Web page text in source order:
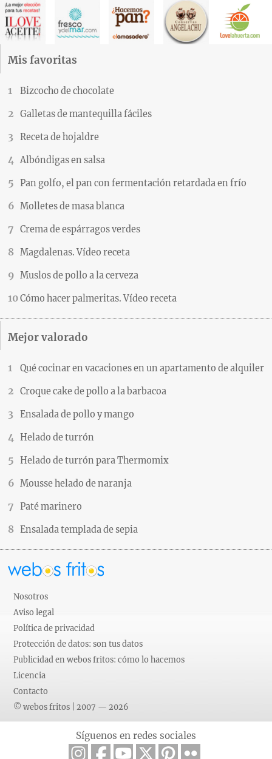
Mis favoritas
Bizcocho de chocolate
Galletas de mantequilla fáciles
Receta de hojaldre
Albóndigas en salsa
Pan golfo, el pan con fermentación retardada en frío
Molletes de masa blanca
Crema de espárragos verdes
Magdalenas. Vídeo receta
Muslos de pollo a la cerveza
Cómo hacer palmeritas. Vídeo receta
Mejor valorado
Qué cocinar en vacaciones en un apartamento de alquiler
Croque cake de pollo a la barbacoa
Ensalada de pollo y mango
Helado de turrón
Helado de turrón para Thermomix
Mousse helado de naranja
Paté marinero
Ensalada templada de sepia
Nosotros
Aviso legal
Política de privacidad
Protección de datos: son tus datos
Publicidad en webos fritos: cómo lo hacemos
Licencia
Contacto
© webos fritos | 2007 — 2026
Síguenos en redes sociales